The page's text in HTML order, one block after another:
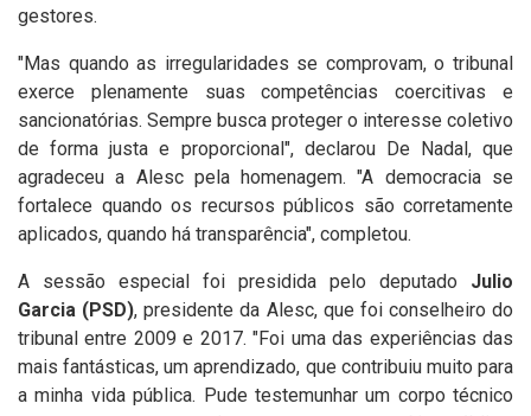
gestores.
"Mas quando as irregularidades se comprovam, o tribunal
exerce plenamente suas competências coercitivas e
sancionatórias. Sempre busca proteger o interesse coletivo
de forma justa e proporcional", declarou De Nadal, que
agradeceu a Alesc pela homenagem. "A democracia se
fortalece quando os recursos públicos são corretamente
aplicados, quando há transparência", completou.
A sessão especial foi presidida pelo deputado Julio
Garcia (PSD), presidente da Alesc, que foi conselheiro do
tribunal entre 2009 e 2017. "Foi uma das experiências das
mais fantásticas, um aprendizado, que contribuiu muito para
a minha vida pública. Pude testemunhar um corpo técnico